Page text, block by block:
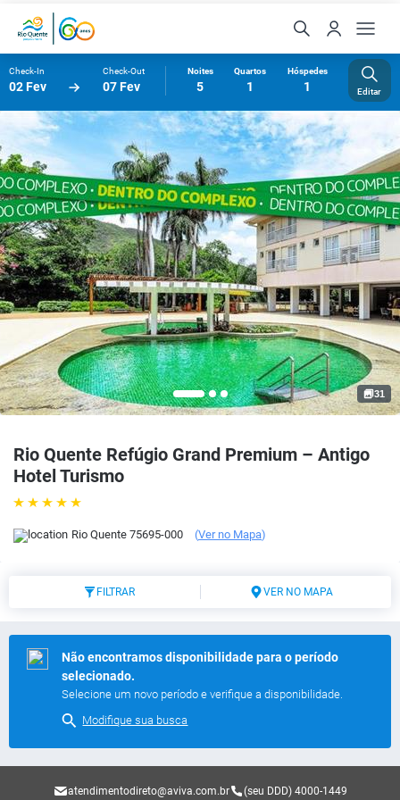
Check-In
02 Fev
Check-Out
07 Fev
Noites
5
Quartos
1
Hóspedes
1 Editar
Rio Quente Refúgio Grand Premium – Antigo
Hotel Turismo
Rio Quente 75695-000 (Ver no Mapa)
31
FILTRAR VER NO MAPA
Não encontramos disponibilidade para o período
selecionado.
Selecione um novo período e verifique a disponibilidade.
Modifique sua busca
atendimentodireto@aviva.com.br (seu DDD) 4000-1449